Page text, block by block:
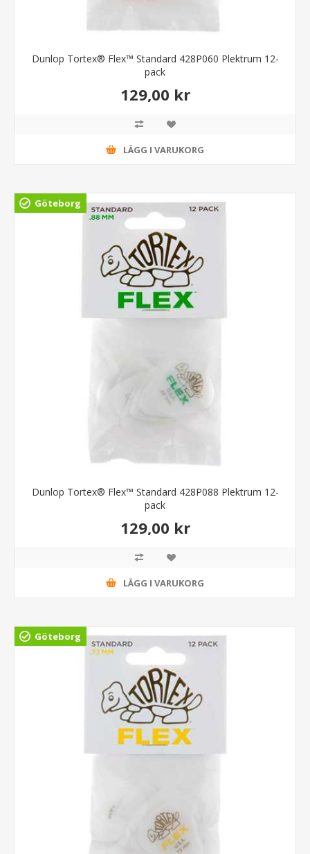
Dunlop Tortex® Flex™ Standard 428P060 Plektrum 12-
pack
129,00 kr
LÄGG I VARUKORG
Göteborg
Dunlop Tortex® Flex™ Standard 428P088 Plektrum 12-
pack
129,00 kr
LÄGG I VARUKORG
Göteborg